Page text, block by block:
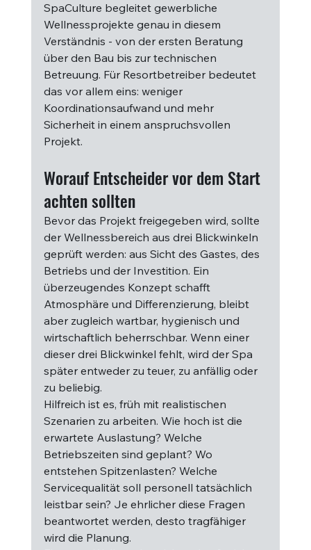
SpaCulture begleitet gewerbliche
Wellnessprojekte genau in diesem
Verständnis - von der ersten Beratung
über den Bau bis zur technischen
Betreuung. Für Resortbetreiber bedeutet
das vor allem eins: weniger
Koordinationsaufwand und mehr
Sicherheit in einem anspruchsvollen
Projekt.
Worauf Entscheider vor dem Start
achten sollten
Bevor das Projekt freigegeben wird, sollte
der Wellnessbereich aus drei Blickwinkeln
geprüft werden: aus Sicht des Gastes, des
Betriebs und der Investition. Ein
überzeugendes Konzept schafft
Atmosphäre und Differenzierung, bleibt
aber zugleich wartbar, hygienisch und
wirtschaftlich beherrschbar. Wenn einer
dieser drei Blickwinkel fehlt, wird der Spa
später entweder zu teuer, zu anfällig oder
zu beliebig.
Hilfreich ist es, früh mit realistischen
Szenarien zu arbeiten. Wie hoch ist die
erwartete Auslastung? Welche
Betriebszeiten sind geplant? Wo
entstehen Spitzenlasten? Welche
Servicequalität soll personell tatsächlich
leistbar sein? Je ehrlicher diese Fragen
beantwortet werden, desto tragfähiger
wird die Planung.